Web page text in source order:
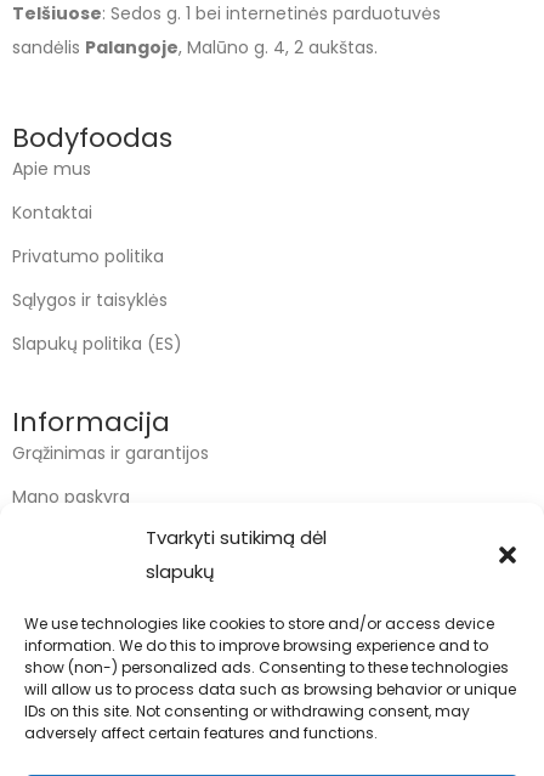
Tvarkyti sutikimą dėl
slapukų
We use technologies like cookies to store and/or access device
information. We do this to improve browsing experience and to
show (non-) personalized ads. Consenting to these technologies
will allow us to process data such as browsing behavior or unique
IDs on this site. Not consenting or withdrawing consent, may
adversely affect certain features and functions.
Telšiuose: Sedos g. 1 bei internetinės parduotuvės
sandėlis Palangoje, Malūno g. 4, 2 aukštas.
Bodyfoodas
Apie mus
Kontaktai
Privatumo politika
Sąlygos ir taisyklės
Slapukų politika (ES)
Informacija
Grąžinimas ir garantijos
Mano paskyra
Kontaktai
info@bodyfoodas.lt
+370 600 77017